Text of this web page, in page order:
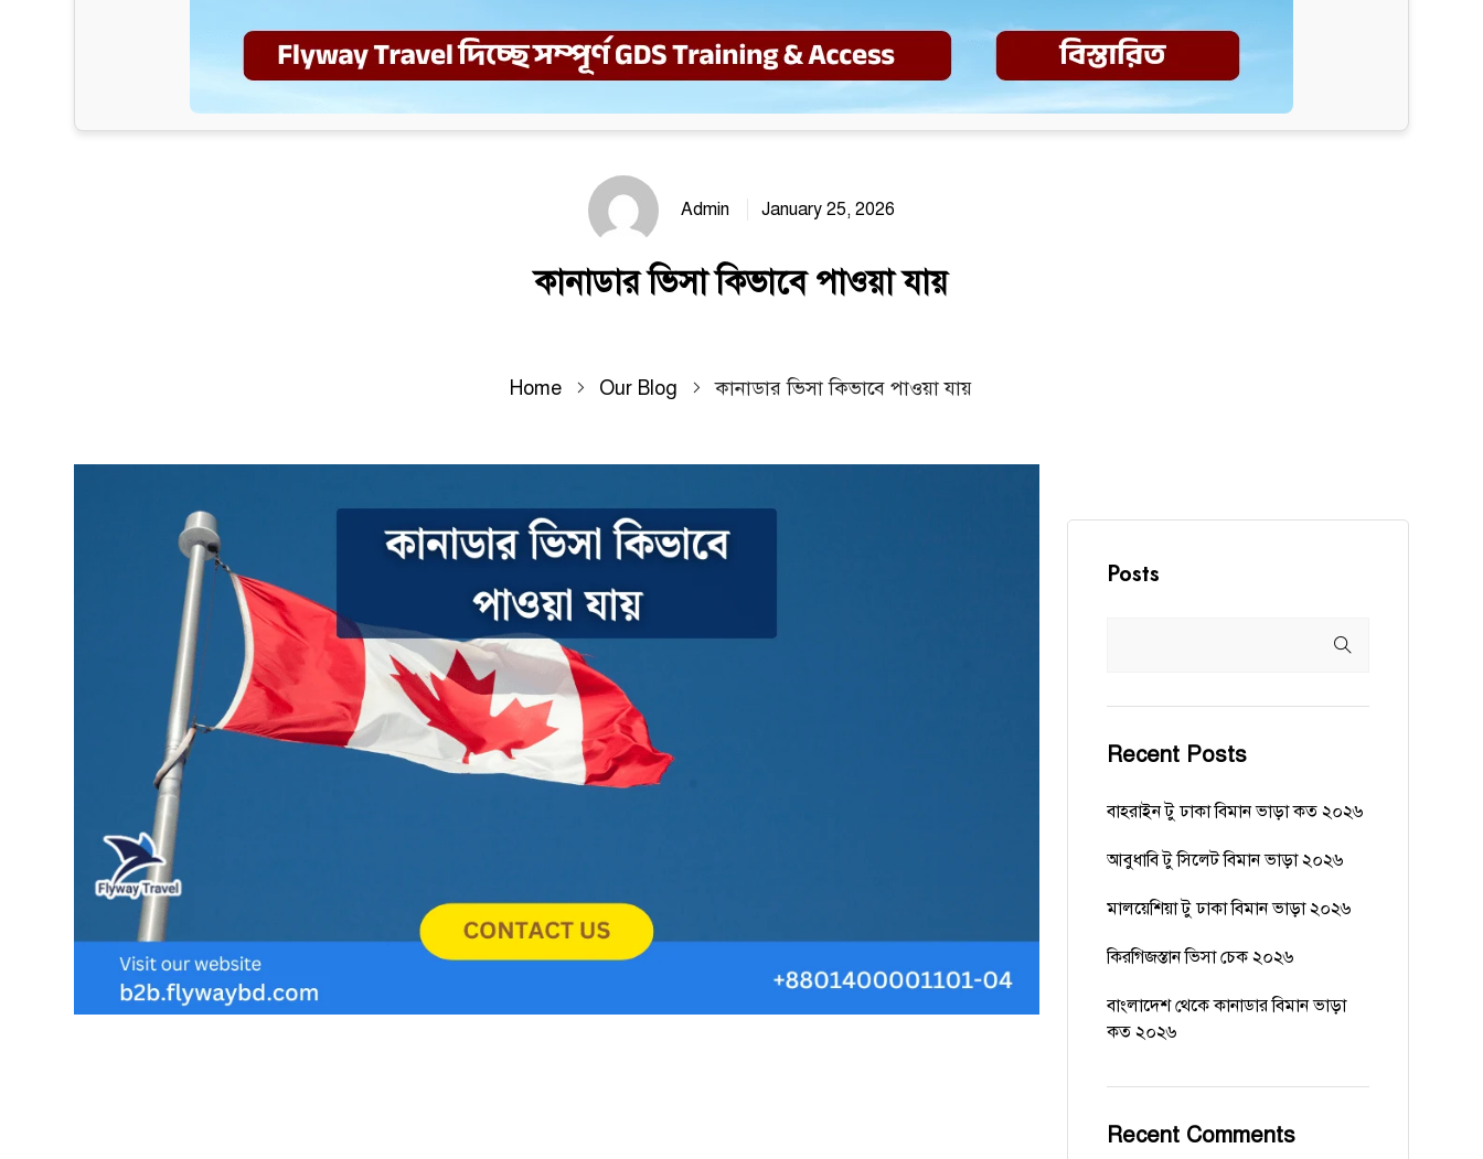
Admin January 25, 2026
কানাডার ভিসা কিভাবে পাওয়া যায়
Home Our Blog কানাডার ভিসা কিভাবে পাওয়া যায়
Posts
Recent Posts
বাহরাইন টু ঢাকা বিমান ভাড়া কত ২০২৬
আবুধাবি টু সিলেট বিমান ভাড়া ২০২৬
মালয়েশিয়া টু ঢাকা বিমান ভাড়া ২০২৬
কিরগিজস্তান ভিসা চেক ২০২৬
বাংলাদেশ থেকে কানাডার বিমান ভাড়া
কত ২০২৬
Recent Comments